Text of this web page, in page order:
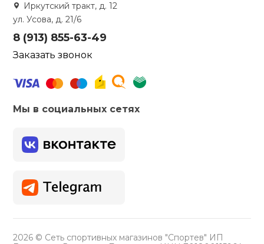
Иркутский тракт, д. 12
ул. Усова, д. 21/6
8 (913) 855-63-49
Заказать звонок
Мы в социальных сетях
2026 © Сеть спортивных магазинов "Спортев" ИП